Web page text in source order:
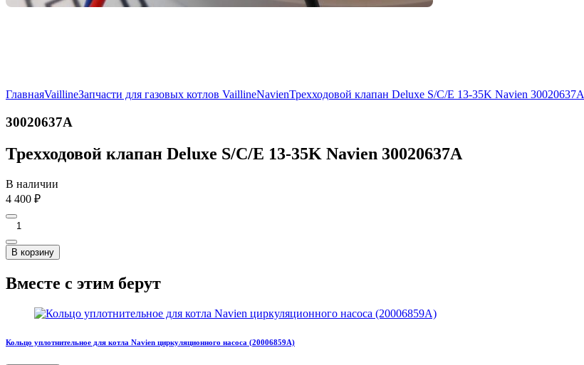
ГлавнаяVaillineЗапчасти для газовых котлов VaillineNavienТрехходовой клапан Deluxe S/C/E 13-35K Navien 30020637А
30020637А
Трехходовой клапан Deluxe S/C/E 13-35K Navien 30020637А
В наличии
4 400 ₽
В корзину
Вместе с этим берут
Кольцо уплотнительное для котла Navien циркуляционного насоса (20006859A)